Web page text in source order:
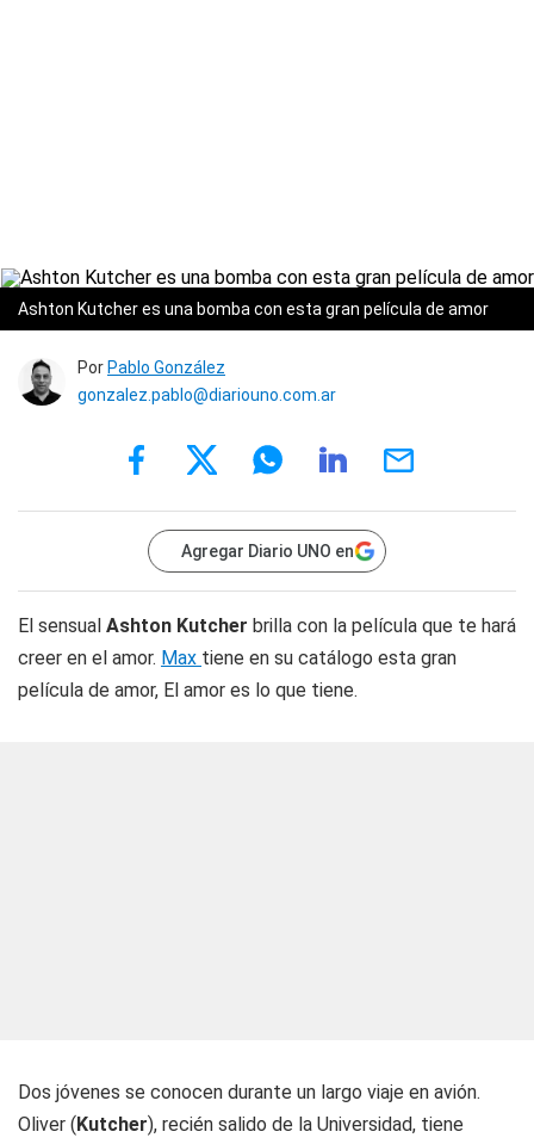
Ashton Kutcher es una bomba con esta gran película de amor
Por Pablo González
gonzalez.pablo@diariouno.com.ar
Agregar Diario UNO en
El sensual Ashton Kutcher brilla con la película que te hará
creer en el amor. Max tiene en su catálogo esta gran
película de amor, El amor es lo que tiene.
Dos jóvenes se conocen durante un largo viaje en avión.
Oliver (Kutcher), recién salido de la Universidad, tiene